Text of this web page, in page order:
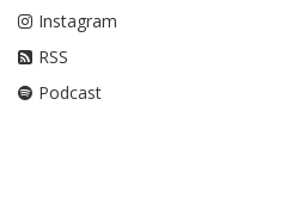
Instagram
RSS
Podcast